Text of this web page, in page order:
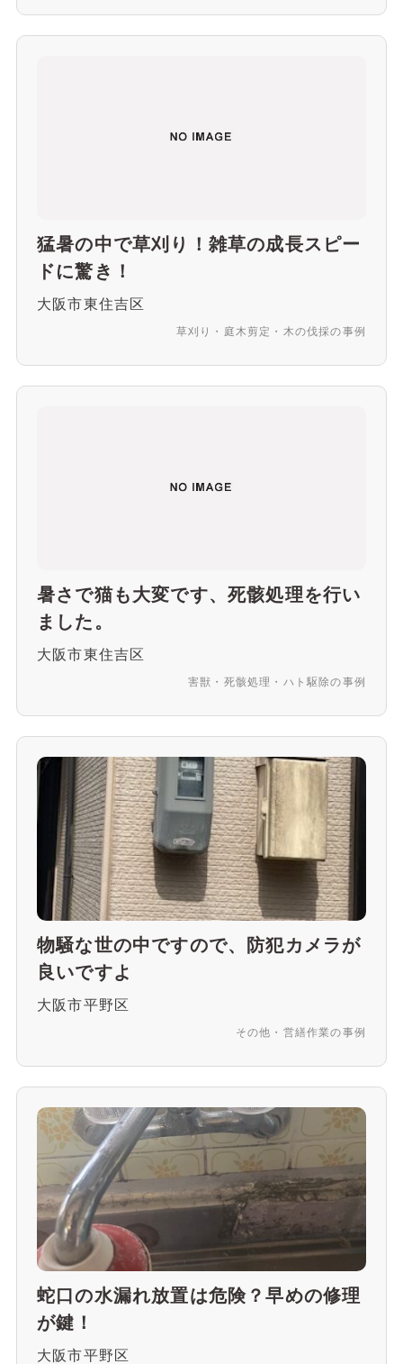
猛暑の中で草刈り！雑草の成長スピー
ドに驚き！
大阪市東住吉区
草刈り・庭木剪定・木の伐採の事例
暑さで猫も大変です、死骸処理を行い
ました。
大阪市東住吉区
害獣・死骸処理・ハト駆除の事例
物騒な世の中ですので、防犯カメラが
良いですよ
大阪市平野区
その他・営繕作業の事例
蛇口の水漏れ放置は危険？早めの修理
が鍵！
大阪市平野区